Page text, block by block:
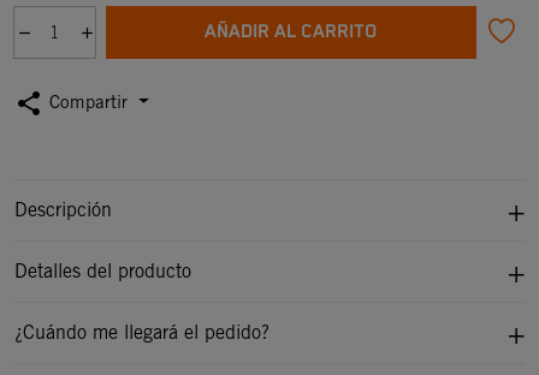
AÑADIR AL CARRITO
share Compartir
Descripción
Detalles del producto
¿Cuándo me llegará el pedido?